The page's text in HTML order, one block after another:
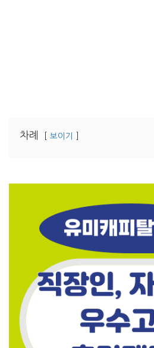
차례 보이기